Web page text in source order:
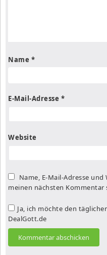
Name *
E-Mail-Adresse *
Website
Name, E-Mail-Adresse
meinen nächsten Kommentar
Ja, ich möchte den
DealGott.de